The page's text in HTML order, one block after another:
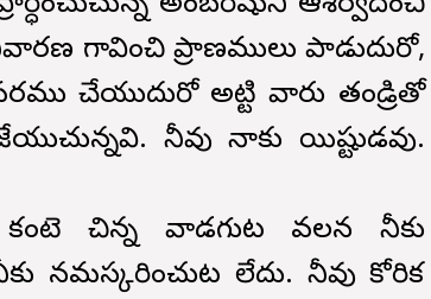
గావించి ప్రాణములు కాపాడుదురో,
చేయుదురో అట్టి వారు తండ్రితో
నీవు నాకు యిష్టుడవు.
చిన్న వాడగుట వలన నీకు
నమస్కరించుట లేదు. నీవు కోరిక